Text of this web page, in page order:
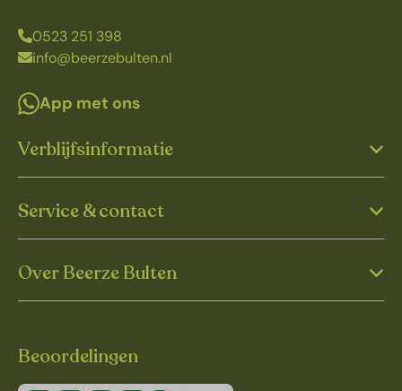
0523 251 398
info@beerzebulten.nl
App met ons
Verblijfsinformatie
Service & contact
Over Beerze Bulten
Beoordelingen